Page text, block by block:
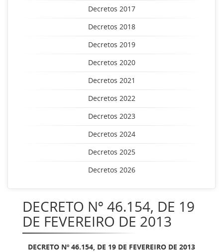
Decretos 2017
Decretos 2018
Decretos 2019
Decretos 2020
Decretos 2021
Decretos 2022
Decretos 2023
Decretos 2024
Decretos 2025
Decretos 2026
DECRETO Nº 46.154, DE 19
DE FEVEREIRO DE 2013
DECRETO Nº 46.154, DE 19 DE FEVEREIRO DE 2013